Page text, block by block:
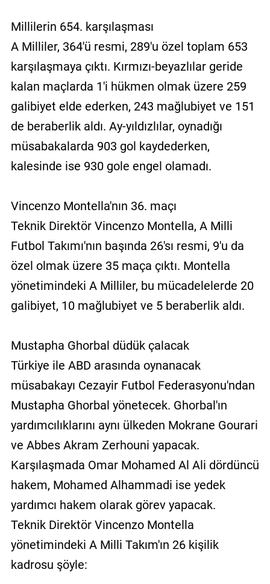
Millilerin 654. karşılaşması
A Milliler, 364'ü resmi, 289'u özel toplam 653
karşılaşmaya çıktı. Kırmızı-beyazlılar geride
kalan maçlarda 1'i hükmen olmak üzere 259
galibiyet elde ederken, 243 mağlubiyet ve 151
de beraberlik aldı. Ay-yıldızlılar, oynadığı
müsabakalarda 903 gol kaydederken,
kalesinde ise 930 gole engel olamadı.
Vincenzo Montella'nın 36. maçı
Teknik Direktör Vincenzo Montella, A Milli
Futbol Takımı'nın başında 26'sı resmi, 9'u da
özel olmak üzere 35 maça çıktı. Montella
yönetimindeki A Milliler, bu mücadelelerde 20
galibiyet, 10 mağlubiyet ve 5 beraberlik aldı.
Mustapha Ghorbal düdük çalacak
Türkiye ile ABD arasında oynanacak
müsabakayı Cezayir Futbol Federasyonu'ndan
Mustapha Ghorbal yönetecek. Ghorbal'ın
yardımcılıklarını aynı ülkeden Mokrane Gourari
ve Abbes Akram Zerhouni yapacak.
Karşılaşmada Omar Mohamed Al Ali dördüncü
hakem, Mohamed Alhammadi ise yedek
yardımcı hakem olarak görev yapacak.
Teknik Direktör Vincenzo Montella
yönetimindeki A Milli Takım'ın 26 kişilik
kadrosu şöyle: